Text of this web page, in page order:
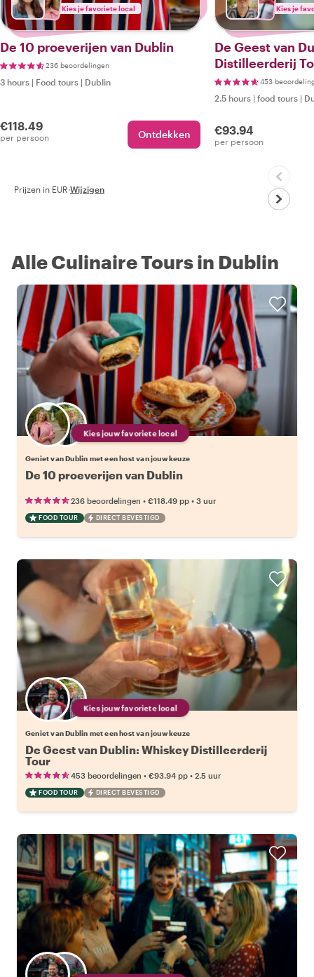
Kies je favoriete local
De 10 proeverijen van Dublin
236 beoordelingen
3 hours | Food tours | Dublin
€118.49
per persoon Ontdekken
Kies je
De Geest van
Distilleerderij
453
2.5 hours | food tours |
€93.94
per persoon
Prijzen in EUR·Wijzigen
Alle Culinaire Tours in Dublin
Kies jouw favoriete local
Geniet van Dublin met een host van jouw keuze
De 10 proeverijen van Dublin
236 beoordelingen • €118.49 pp • 3 uur
FOOD TOUR DIRECT BEVESTIGD
Kies jouw favoriete local
Geniet van Dublin met een host van jouw keuze
De Geest van Dublin: Whiskey Distilleerderij
Tour
453 beoordelingen • €93.94 pp • 2.5 uur
FOOD TOUR DIRECT BEVESTIGD